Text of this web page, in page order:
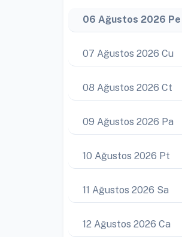
06 Ağustos 2026 Pe
07 Ağustos 2026 Cu
08 Ağustos 2026 Ct
09 Ağustos 2026 Pa
10 Ağustos 2026 Pt
11 Ağustos 2026 Sa
12 Ağustos 2026 Ca